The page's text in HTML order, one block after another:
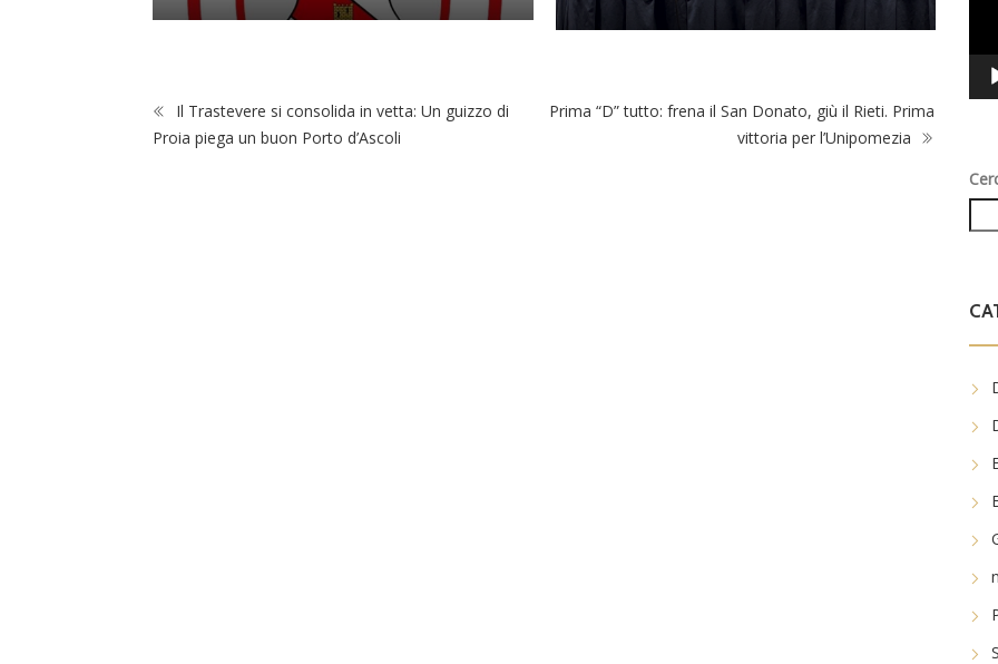
Il Trastevere si consolida in vetta: Un guizzo di
Proia piega un buon Porto d’Ascoli
Prima “D” tutto: frena il San Donato, giù il Rieti. Prima
vittoria per l’Unipomezia